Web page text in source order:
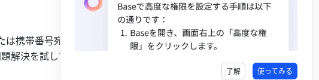
了解 使ってみる
携帯番号宛に認証
解決を試してみて